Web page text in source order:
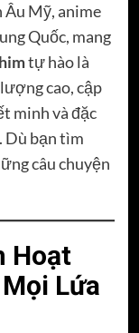
Mỹ, anime
Quốc, mang
tự hào là
cao, cập
minh và đặc
bạn tìm
câu chuyện
Hoạt
Lứa